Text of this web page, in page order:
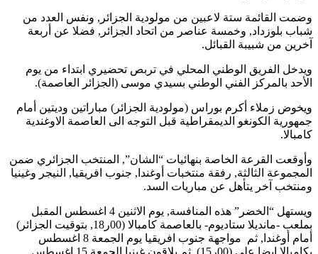
وضمت القائمة ستة لاعبين من مولودية الجزائر, ونفس العدد من
شباب بلوزداد, وخمسة عناصر من اتحاد الجزائر, فضلا عن أربعة
آخرين من شبيبة القبائل.
ويدخل الفريق الوطني المحلي في تربص تحضيري ابتداء من يوم
الأحد بالمركز الفني الوطني بسيدي موسى (الجزائر العاصمة).
ويخوض زملاء أكرم بوراس (مولودية الجزائر) مباراتين وديتين أمام
جمهورية الكونغو الديمقراطية قبل التوجه الى العاصمة الاوغندية
كامبالا.
وأوقعت القرعة الخاصة بنهائيات “الشان”, المنتخب الجزائري ضمن
المجموعة الثالثة, رفقة منتخبات أوغندا, جنوب افريقيا, النيجر وغينيا
ومنتخب آخر يتأهل عن مباريات السد.
ويستهل “الخضر” هذه المنافسة, يوم الاثنين 4 اغسطس المقبل
بملعب -مانديلا ستاديوم- بالعاصمة كامبالا (00ر18, بتوقيت الجزائر)
أمام أوغندا, ثم مواجهة جنوب افريقيا يوم الجمعة 8 اغسطس